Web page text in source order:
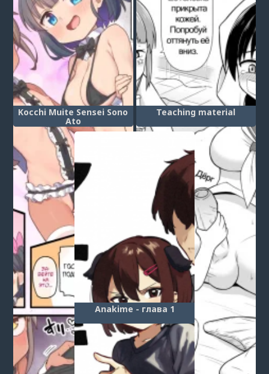
Kocchi Muite Sensei Sono
Ato
Teaching material
Anakime - глава 1
1 ... 4 5 6 7 8 9 10